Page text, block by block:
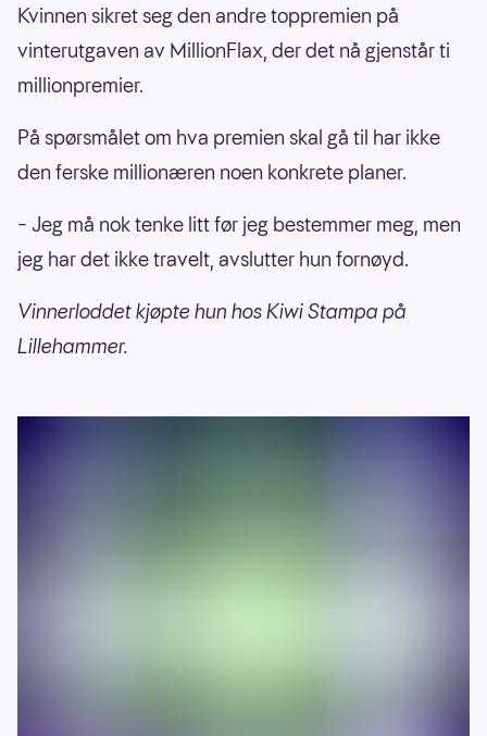
Kvinnen sikret seg den andre toppremien på
vinterutgaven av MillionFlax, der det nå gjenstår ti
millionpremier.
På spørsmålet om hva premien skal gå til har ikke
den ferske millionæren noen konkrete planer.
– Jeg må nok tenke litt før jeg bestemmer meg, men
jeg har det ikke travelt, avslutter hun fornøyd.
Vinnerloddet kjøpte hun hos Kiwi Stampa på
Lillehammer.